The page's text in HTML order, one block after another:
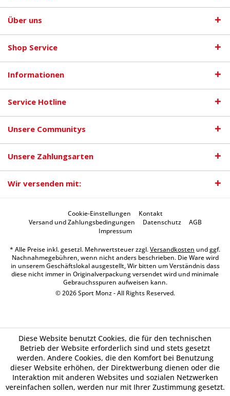
Über uns
Shop Service
Informationen
Service Hotline
Unsere Communitys
Unsere Zahlungsarten
Wir versenden mit:
Cookie-Einstellungen
Kontakt
Versand und Zahlungsbedingungen
Datenschutz
AGB
Impressum
* Alle Preise inkl. gesetzl. Mehrwertsteuer zzgl.Versandkosten und ggf.
Nachnahmegebühren, wenn nicht anders beschrieben. Die Ware wird
in unserem Geschäftslokal ausgestellt, Wir bitten um Verständnis dass
diese nicht immer in Originalverpackung versendet wird und minimale
Gebrauchsspuren aufweisen kann.
© 2026 Sport Monz - All Rights Reserved.
Diese Website benutzt Cookies, die für den technischen
Betrieb der Website erforderlich sind und stets gesetzt
werden. Andere Cookies, die den Komfort bei Benutzung
dieser Website erhöhen, der Direktwerbung dienen oder die
Interaktion mit anderen Websites und sozialen Netzwerken
vereinfachen sollen, werden nur mit Ihrer Zustimmung gesetzt.